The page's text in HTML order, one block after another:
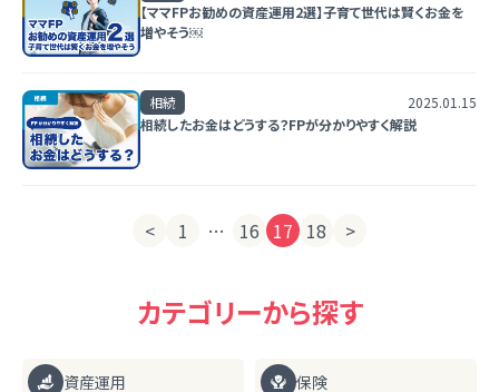
【ママFPお勧めの資産運用2選】子育て世代は賢くお金を
増やそう￼
相続
2025.01.15
相続したお金はどうする？FPが分かりやすく解説
< 1 … 16 17 18 >
カテゴリーから探す
資産運用 保険